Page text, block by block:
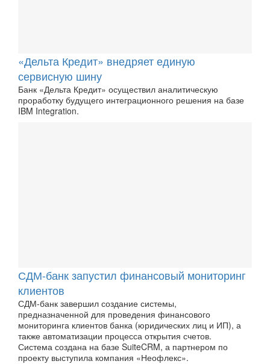
«Дельта Кредит» внедряет единую
сервисную шину
Банк «Дельта Кредит» осуществил аналитическую
проработку будущего интеграционного решения на базе
IBM Integration.
СДМ-банк запустил финансовый мониторинг
клиентов
СДМ-банк завершил создание системы,
предназначенной для проведения финансового
мониторинга клиентов банка (юридических лиц и ИП), а
также автоматизации процесса открытия счетов.
Система создана на базе SuiteCRM, а партнером по
проекту выступила компания «Неофлекс».